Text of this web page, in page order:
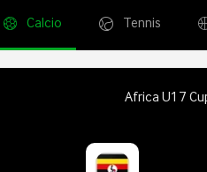
Calcio Tennis
Africa U17